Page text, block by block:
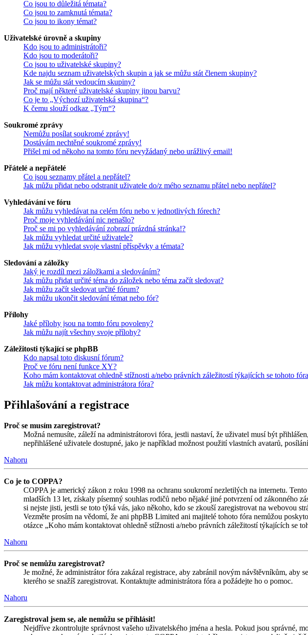
Co jsou to důležitá témata?
Co jsou to zamknutá témata?
Co jsou to ikony témat?
Uživatelské úrovně a skupiny
Kdo jsou to administrátoři?
Kdo jsou to moderátoři?
Co jsou to uživatelské skupiny?
Kde najdu seznam uživatelských skupin a jak se můžu stát členem skupiny?
Jak se můžu stát vedoucím skupiny?
Proč mají některé uživatelské skupiny jinou barvu?
Co je to „Výchozí uživatelská skupina“?
K čemu slouží odkaz „Tým“?
Soukromé zprávy
Nemůžu posílat soukromé zprávy!
Dostávám nechtěné soukromé zprávy!
Přišel mi od někoho na tomto fóru nevyžádaný nebo urážlivý email!
Přátelé a nepřátelé
Co jsou seznamy přátel a nepřátel?
Jak můžu přidat nebo odstranit uživatele do/z mého seznamu přátel nebo nepřátel?
Vyhledávání ve fóru
Jak můžu vyhledávat na celém fóru nebo v jednotlivých fórech?
Proč moje vyhledávání nic nenašlo?
Proč se mi po vyhledávání zobrazí prázdná stránka!?
Jak můžu vyhledat určité uživatele?
Jak můžu vyhledat svoje vlastní příspěvky a témata?
Sledování a záložky
Jaký je rozdíl mezi záložkami a sledováním?
Jak můžu přidat určité téma do záložek nebo téma začít sledovat?
Jak můžu začít sledovat určité fórum?
Jak můžu ukončit sledování témat nebo fór?
Přílohy
Jaké přílohy jsou na tomto fóru povoleny?
Jak můžu najít všechny svoje přílohy?
Záležitosti týkající se phpBB
Kdo napsal toto diskusní fórum?
Proč ve fóru není funkce XY?
Koho mám kontaktovat ohledně stížnosti a/nebo právních záležitostí týkajících se tohoto
Jak můžu kontaktovat administrátora fóra?
Přihlašování a registrace
Proč se musím zaregistrovat?
Možná nemusíte, záleží na administrátorovi fóra, jestli nastaví, že uživatel musí být
nepřihlášené uživatele dostupné, jako je například možnost použití vlastních avatarů,
Nahoru
Co je to COPPA?
COPPA je americký zákon z roku 1998 na ochranu soukromí nezletilých na internetu.
mladších 13 let, získaly písemný souhlas rodičů nebo nějaké jiné potvrzení od zákonného
si nejste jisti, jestli se toto týká vás, jako někoho, kdo se zkouší zaregistrovat na webovou
Vezměte prosím na vědomí, že ani phpBB Limited ani majitelé tohoto fóra nemůžou
otázce „Koho mám kontaktovat ohledně stížnosti a/nebo právních záležitostí týkajících se
Nahoru
Proč se nemůžu zaregistrovat?
Je možné, že administrátor fóra zakázal registrace, aby zabránil novým návštěvníkům,
kterého se snažíš zaregistrovat. Kontaktujte administrátora fóra a požádejte ho o pomoc.
Nahoru
Zaregistroval jsem se, ale nemůžu se přihlásit!
Nejdříve zkontrolujte správnost vašeho uživatelského jména a hesla. Pokud jsou správné,